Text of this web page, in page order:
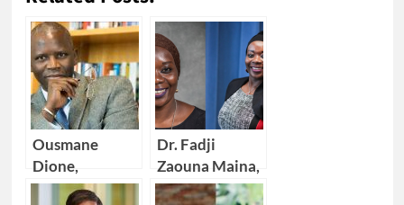
Ousmane
Dione,
nouveau
Dr. Fadji
Zaouna Maina,
29 ans,